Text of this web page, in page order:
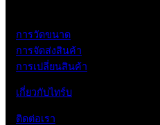
การวัดขนาด
การจัดส่งสินค้า
การเปลี่ยนสินค้า
เกี่ยวกับไทร์บ
ติดต่อเรา